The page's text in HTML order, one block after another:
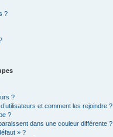
?
?
et comment les rejoindre ?
?
dans une couleur différente ?
» ?